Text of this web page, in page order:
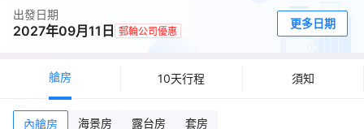
出發日期
2027年09月11日 郵輪公司優惠
更多日期
艙房 10天行程 須知
內艙房 海景房 露台房 套房